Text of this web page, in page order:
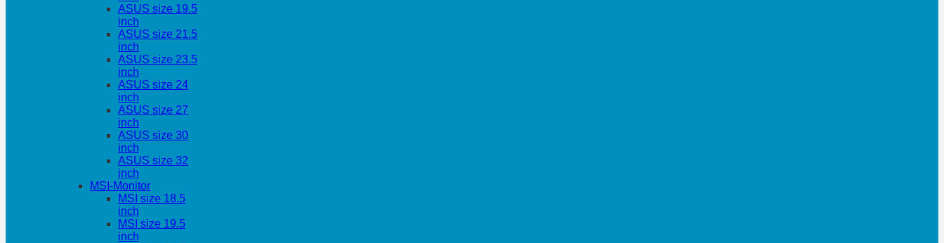
ASUS size 19.5
inch
ASUS size 21.5
inch
ASUS size 23.5
inch
ASUS size 24
inch
ASUS size 27
inch
ASUS size 30
inch
ASUS size 32
inch
MSI-Monitor
MSI size 18.5
inch
MSI size 19.5
inch